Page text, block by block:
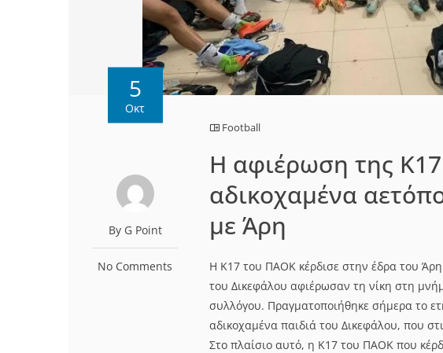
5
Οκτ
By G Point
No Comments
Football
Η αφιέρωση της
αδικοχαμένα
με Άρη
Η Κ17 του ΠΑΟΚ κέρδισε στην έδρα του Άρη
του Δικεφάλου αφιέρωσαν τη νίκη στη
συλλόγου. Πραγματοποιήθηκε σήμερα το
αδικοχαμένα παιδιά του Δικεφάλου, που
Στο πλαίσιο αυτό, η Κ17 του ΠΑΟΚ που